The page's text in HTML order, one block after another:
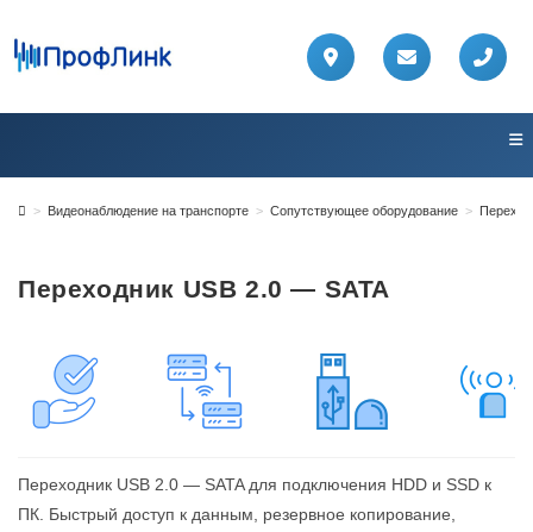
> Видеонаблюдение на транспорте > Сопутствующее оборудование >
Переходник USB 2.0 — SATA
Переходник USB 2.0 — SATA для подключения HDD и SSD к
ПК. Быстрый доступ к данным, резервное копирование,